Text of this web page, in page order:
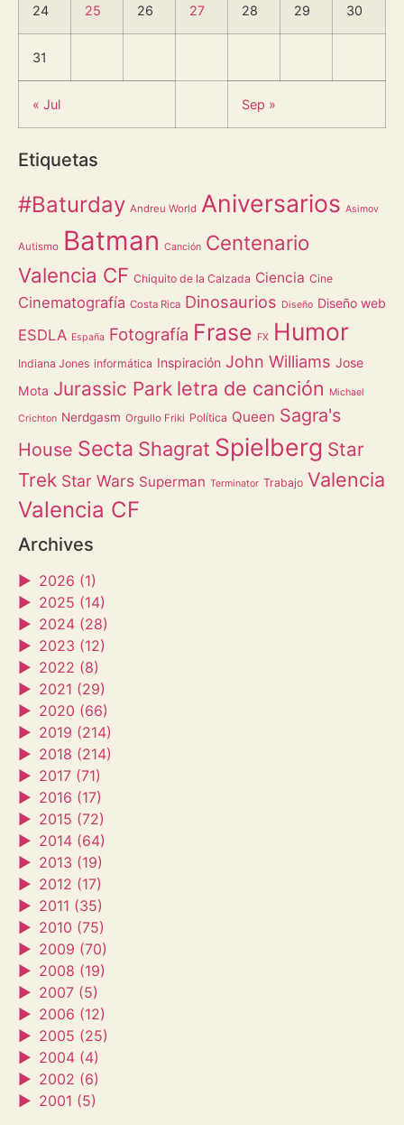
24 25 26 27 28 29 30
31
« Jul Sep »
Etiquetas
#Baturday Andreu World Aniversarios Asimov
Autismo Batman Canción Centenario
Valencia CF Chiquito de la Calzada Ciencia Cine
Cinematografía Costa Rica Dinosaurios Diseño Diseño web
ESDLA España Fotografía Frase FX Humor
Indiana Jones informática Inspiración John Williams Jose
Mota Jurassic Park letra de canción Michael
Crichton Nerdgasm Orgullo Friki Política Queen Sagra's
House Secta Shagrat Spielberg Star
Trek Star Wars Superman Terminator Trabajo Valencia
Valencia CF
Archives
► 2026 (1)
► 2025 (14)
► 2024 (28)
► 2023 (12)
► 2022 (8)
► 2021 (29)
► 2020 (66)
► 2019 (214)
► 2018 (214)
► 2017 (71)
► 2016 (17)
► 2015 (72)
► 2014 (64)
► 2013 (19)
► 2012 (17)
► 2011 (35)
► 2010 (75)
► 2009 (70)
► 2008 (19)
► 2007 (5)
► 2006 (12)
► 2005 (25)
► 2004 (4)
► 2002 (6)
► 2001 (5)